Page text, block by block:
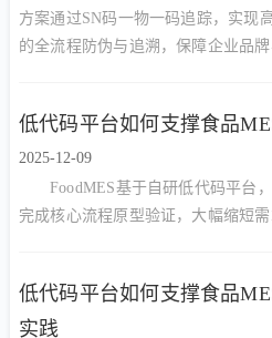
方案通过SN码一物一码追踪，实现
的全流程防伪与追溯，保障企业品牌
低代码平台如何支撑食品
2025-12-09
FoodMES基于自研低代码平台
完成核心流程原型验证，大幅缩短
低代码平台如何支撑食品
实践